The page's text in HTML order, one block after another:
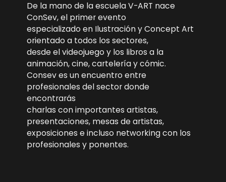
De la mano de la escuela V-ART nace
ConSev, el primer evento
especializado en Ilustración y Concept Art
orientado a todos los sectores,
desde el videojuego y los libros a la
animación, cine, cartelería y cómic.
Consev es un encuentro entre
profesionales del sector donde
encontrarás
charlas con importantes artistas,
presentaciones, mesas de artistas,
exposiciones e incluso networking con los
profesionales y ponentes.